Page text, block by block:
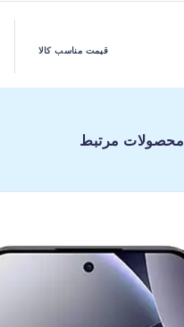
قیمت مناسب کالا
محصولات مرتبط